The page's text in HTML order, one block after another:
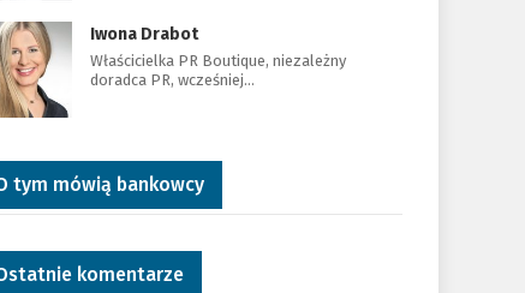
Iwona Drabot
Właścicielka PR Boutique, niezależny
doradca PR, wcześniej…
tym mówią bankowcy
komentarze